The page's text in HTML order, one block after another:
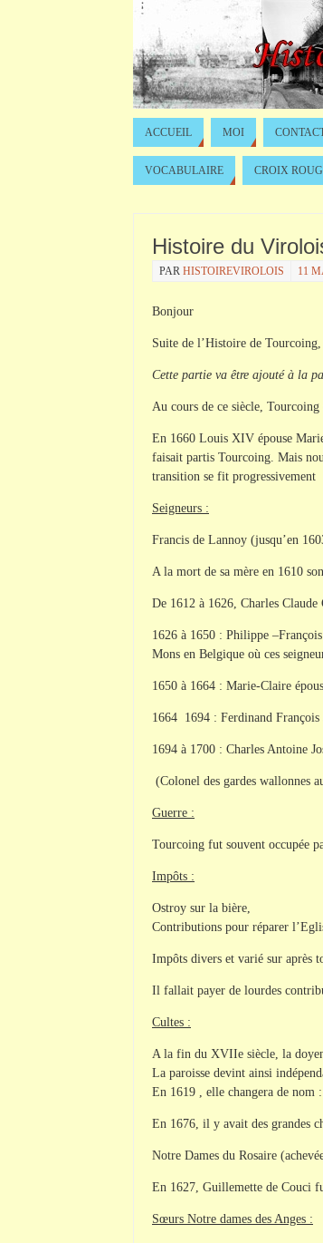
ACCUEIL MOI
VOCABULAIRE CROIX
Histoire du
PAR HISTOIREVIROLOIS 11
Bonjour
Suite de l’Histoire de
Cette partie va être ajouté à la
Au cours de ce siècle, Tourcoing
En 1660 Louis XIV épouse
faisait partis Tourcoing. Mais
transition se fit progressivement
Seigneurs :
Francis de Lannoy (jusqu’en
A la mort de sa mère en 1610
De 1612 à 1626, Charles
1626 à 1650 : Philippe
Mons en Belgique où ces
1650 à 1664 : Marie-Claire
1664 1694 : Ferdinand François
1694 à 1700 : Charles Antoine
(Colonel des gardes wallonnes
Guerre :
Tourcoing fut souvent occupée
Impôts :
Ostroy sur la bière,
Contributions pour réparer
Impôts divers et varié sur après
Il fallait payer de lourdes
Cultes :
A la fin du XVIIe siècle, la
La paroisse devint ainsi
En 1619 , elle changera de nom
En 1676, il y avait des grandes
Notre Dames du Rosaire
En 1627, Guillemette de Couci
Sœurs Notre dames des Anges :